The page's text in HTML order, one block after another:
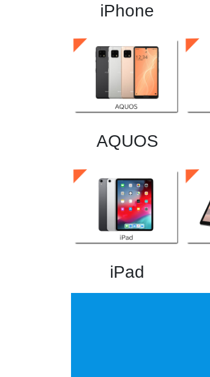
iPhone
AQUOS
iPad